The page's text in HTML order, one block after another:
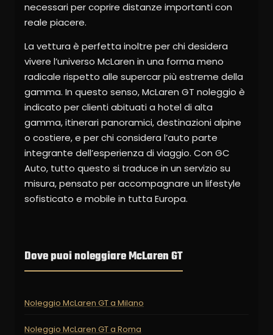
necessari per coprire distanze importanti con
reale piacere.
La vettura è perfetta inoltre per chi desidera
vivere l’universo McLaren in una forma meno
radicale rispetto alle supercar più estreme della
gamma. In questo senso, McLaren GT noleggio è
indicato per clienti abituati a hotel di alta
gamma, itinerari panoramici, destinazioni alpine
o costiere, e per chi considera l’auto parte
integrante dell’esperienza di viaggio. Con GC
Auto, tutto questo si traduce in un servizio su
misura, pensato per accompagnare un lifestyle
sofisticato e mobile in tutta Europa.
Dove puoi noleggiare McLaren GT
Noleggio McLaren GT a Milano
Noleggio McLaren GT a Roma